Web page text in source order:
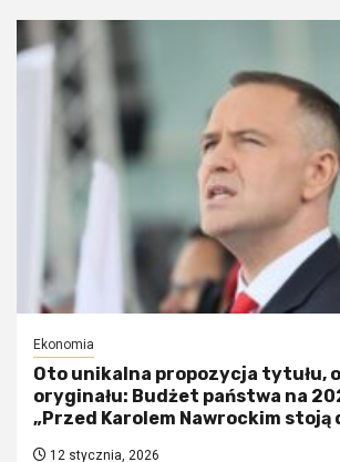
Ekonomia
Oto unikalna propozycja tytułu,
oryginału: Budżet państwa na
„Przed Karolem Nawrockim stoją
12 stycznia, 2026